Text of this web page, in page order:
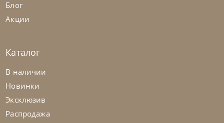
Блог
Акции
Каталог
В наличии
Новинки
Эксклюзив
Распродажа